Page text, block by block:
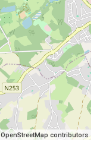
OpenStreetMap contributors